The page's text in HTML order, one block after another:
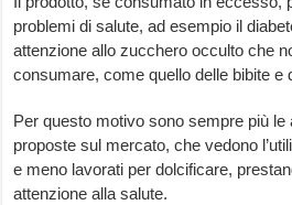
problemi di salute, ad esempio il
attenzione allo zucchero occulto che
consumare, come quello delle bibite e
Per questo motivo sono sempre più
proposte sul mercato, che vedono
e meno lavorati per dolcificare,
attenzione alla salute.